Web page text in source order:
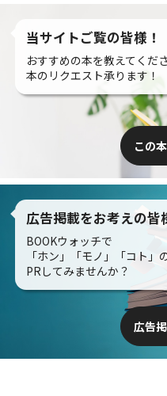
当サイトご覧の皆様！
おすすめの本を教えてくださ
本のリクエスト承ります！
この
広告掲載をお考えの皆
BOOKウォッチで
「ホン」「モノ」「コト」
PRしてみませんか？
広告